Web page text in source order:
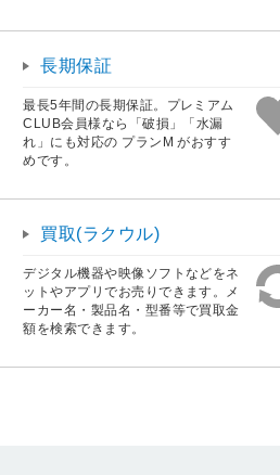
長期保証
最長5年間の長期保証。プレミアム
CLUB会員様なら「破損」「水漏
れ」にも対応の プランM がおすす
めです。
買取(ラクウル)
デジタル機器や映像ソフトなどをネ
ットやアプリでお売りできます。メ
ーカー名・製品名・型番等で買取金
額を検索できます。